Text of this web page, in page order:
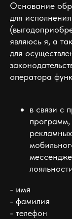
Основание
для
являюсь я, а
для
оператора
в связи с
- имя
- фамилия
- телефон